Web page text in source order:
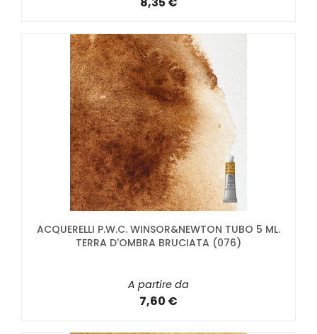
ACQUERELLI P.W.C. WINSOR&NEWTON TUBO 5 ML.
TERRA D'OMBRA BRUCIATA (076)
A partire da
7,60 €